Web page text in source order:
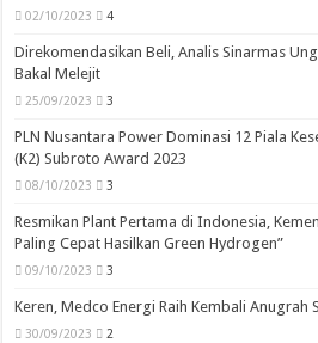
02/10/2023 4
Direkomendasikan Beli, Analis Sinarmas
Bakal Melejit
25/09/2023 3
PLN Nusantara Power Dominasi 12 Piala
(K2) Subroto Award 2023
08/10/2023 3
Resmikan Plant Pertama di Indonesia,
Paling Cepat Hasilkan Green Hydrogen”
09/10/2023 3
Keren, Medco Energi Raih Kembali Anugrah
30/09/2023 2